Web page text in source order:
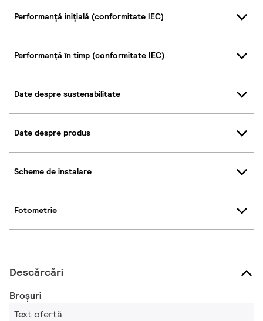
Performanță inițială (conformitate IEC)
Performanță în timp (conformitate IEC)
Date despre sustenabilitate
Date despre produs
Scheme de instalare
Fotometrie
Descărcări
Broșuri
Text ofertă